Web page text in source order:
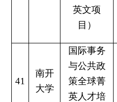
英文项
目）
41
南开
大学
国际事务
与公共政
策全球菁
英人才培